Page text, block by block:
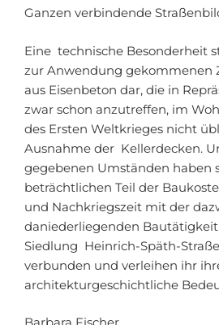
Ganzen verbindende
Eine technische Besonderheit
zur Anwendung gekommenen
aus Eisenbeton dar, die in
zwar schon anzutreffen, im
des Ersten Weltkrieges nicht
Ausnahme der Kellerdecken.
gegebenen Umständen haben
beträchtlichen Teil der
und Nachkriegszeit mit der
daniederliegenden
Siedlung Heinrich-Späth-
verbunden und verleihen ihr
architekturgeschichtliche